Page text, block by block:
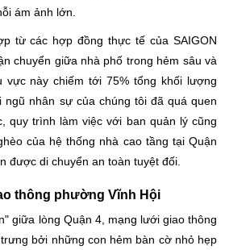
ám ảnh lớn.
từ các hợp đồng thực tế của SAIGON
chuyển giữa nhà phố trong hẻm sâu và
vực này chiếm tới 75% tổng khối lượng
ngũ nhân sự của chúng tôi đã quá quen
quy trình làm việc với ban quản lý cũng
của hệ thống nhà cao tầng tại Quận
được di chuyển an toàn tuyệt đối.
thông phường Vĩnh Hội
giữa lòng Quận 4, mạng lưới giao thông
bởi những con hẻm bàn cờ nhỏ hẹp